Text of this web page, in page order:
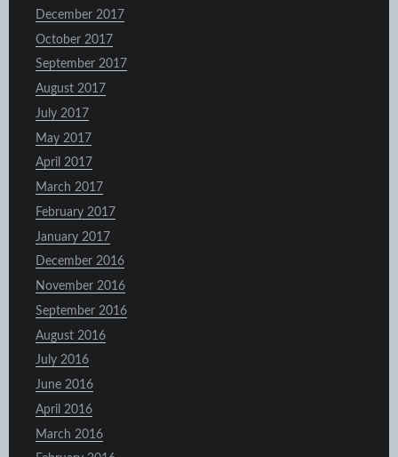
December 2017
October 2017
September 2017
August 2017
July 2017
May 2017
April 2017
March 2017
February 2017
January 2017
December 2016
November 2016
September 2016
August 2016
July 2016
June 2016
April 2016
March 2016